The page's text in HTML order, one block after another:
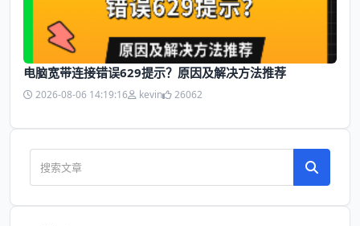
电脑宽带连接错误629提示？原因及解决方法推荐
2026-08-06 14:19:16 kevin 26062